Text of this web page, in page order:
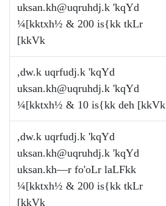
uksan.kh@uqruhdj.k 'kqYd
¼[kktxh½ & 200 is{kk tkLr
[kkVk
,dw.k uqrfudj.k 'kqYd
uksan.kh@uqruhdj.k 'kqYd
¼[kktxh½ & 10 is{kk deh [kkVk
,dw.k uqrfudj.k 'kqYd
uksan.kh@uqruhdj.k 'kqYd
uksan.kh—r fo'oLr laLFkk
¼[kktxh½ & 200 is{kk tkLr
[kkVk